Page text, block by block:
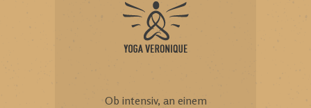
Ob intensiv, an einem